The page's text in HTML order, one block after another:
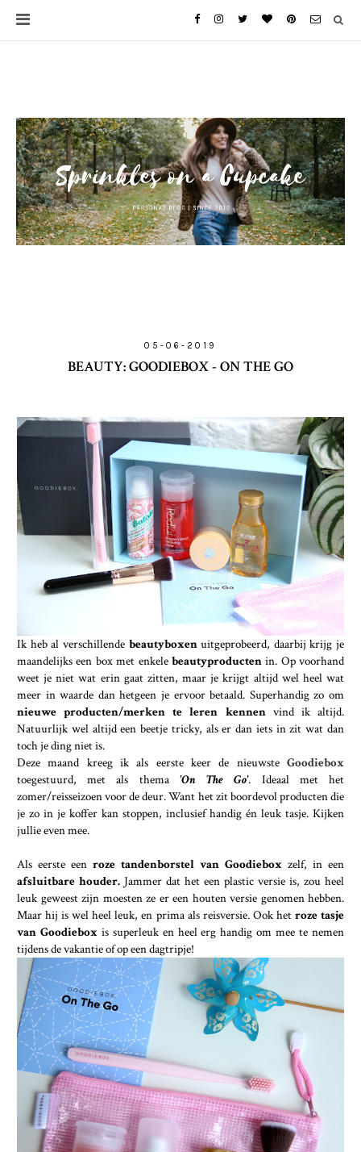
05-06-2019
BEAUTY: GOODIEBOX - ON THE GO
Ik heb al verschillende beautyboxenuitgeprobeerd, daarbij krijg je
maandelijks een box met enkele beautyproductenin. Op voorhand
weet je niet wat erin gaat zitten, maar je krijgt altijd wel heel wat
meer in waarde dan hetgeen je ervoor betaald. Superhandig zo om
nieuwe producten/merken te leren kennen vind ik altijd.
Natuurlijk wel altijd een beetje tricky, als er dan iets in zit wat dan
toch je ding niet is.
Deze maand kreeg ik als eerste keer de nieuwste Goodiebox
toegestuurd, met als thema'On The Go'. Ideaal met het
zomer/reisseizoen voor de deur. Want het zit boordevol producten die
je zo in je koffer kan stoppen, inclusief handig én leuk tasje. Kijken
jullie even mee.
Als eerste een roze tandenborstel van Goodiebox zelf, in een
afsluitbare houder. Jammer dat het een plastic versie is, zou heel
leuk geweest zijn moesten ze er een houten versie genomen hebben.
Maar hij is wel heel leuk, en prima als reisversie. Ook het roze tasje
van Goodieboxis superleuk en heel erg handig om mee te nemen
tijdens de vakantie of op een dagtripje!